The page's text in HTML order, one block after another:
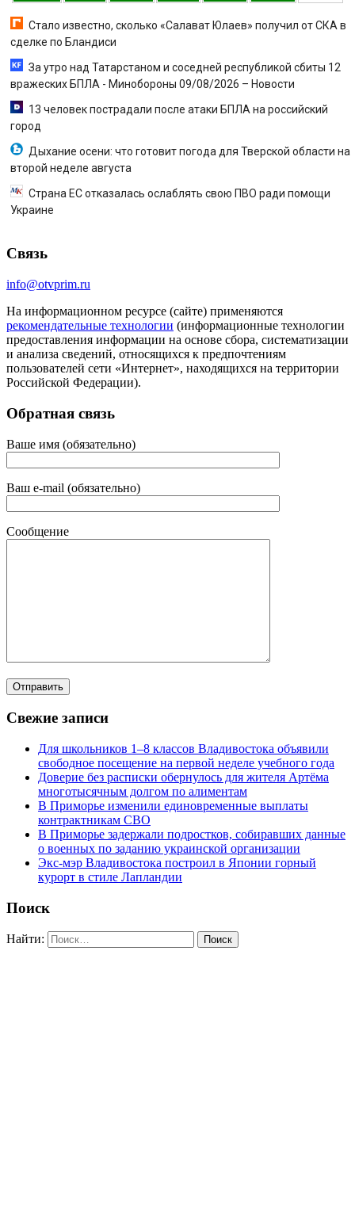
Стало известно, сколько «Салават Юлаев» получил от СКА в
сделке по Бландиси
За утро над Татарстаном и соседней республикой сбиты 12
вражеских БПЛА - Минобороны 09/08/2026 – Новости
13 человек пострадали после атаки БПЛА на российский
город
Дыхание осени: что готовит погода для Тверской области на
второй неделе августа
Страна ЕС отказалась ослаблять свою ПВО ради помощи
Украине
Связь
info@otvprim.ru
На информационном ресурсе (сайте) применяются
рекомендательные технологии (информационные технологии
предоставления информации на основе сбора, систематизации
и анализа сведений, относящихся к предпочтениям
пользователей сети «Интернет», находящихся на территории
Российской Федерации).
Обратная связь
Ваше имя (обязательно)
Ваш e-mail (обязательно)
Сообщение
Свежие записи
Для школьников 1–8 классов Владивостока объявили
свободное посещение на первой неделе учебного года
Доверие без расписки обернулось для жителя Артёма
многотысячным долгом по алиментам
В Приморье изменили единовременные выплаты
контрактникам СВО
В Приморье задержали подростков, собиравших данные
о военных по заданию украинской организации
Экс-мэр Владивостока построил в Японии горный
курорт в стиле Лапландии
Поиск
Найти: